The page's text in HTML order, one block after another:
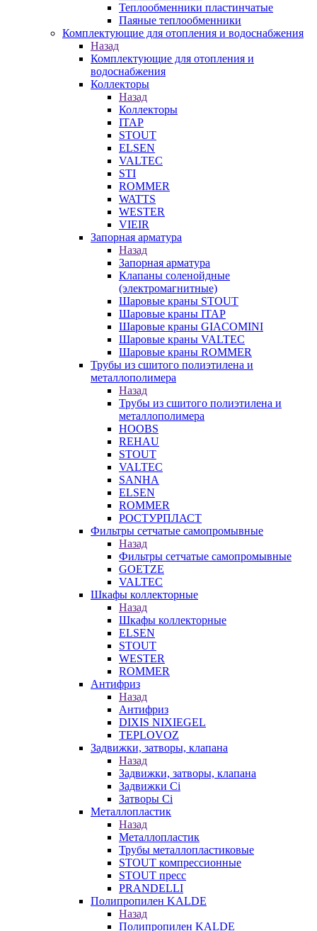
Теплообменники пластинчатые
Паяные теплообменники
Комплектующие для отопления и водоснабжения
Назад
Комплектующие для отопления и
водоснабжения
Коллекторы
Назад
Коллекторы
ITAP
STOUT
ELSEN
VALTEC
STI
ROMMER
WATTS
WESTER
VIEIR
Запорная арматура
Назад
Запорная арматура
Клапаны соленойдные
(электромагнитные)
Шаровые краны STOUT
Шаровые краны ITAP
Шаровые краны GIACOMINI
Шаровые краны VALTEC
Шаровые краны ROMMER
Трубы из сшитого полиэтилена и
металлополимера
Назад
Трубы из сшитого полиэтилена и
металлополимера
HOOBS
REHAU
STOUT
VALTEC
SANHA
ELSEN
ROMMER
РОСТУРПЛАСТ
Фильтры сетчатые самопромывные
Назад
Фильтры сетчатые самопромывные
GOETZE
VALTEC
Шкафы коллекторные
Назад
Шкафы коллекторные
ELSEN
STOUT
WESTER
ROMMER
Антифриз
Назад
Антифриз
DIXIS NIXIEGEL
TEPLOVOZ
Задвижки, затворы, клапана
Назад
Задвижки, затворы, клапана
Задвижки Ci
Затворы Ci
Металлопластик
Назад
Металлопластик
Трубы металлопластиковые
STOUT компрессионные
STOUT пресс
PRANDELLI
Полипропилен KALDE
Назад
Полипропилен KALDE